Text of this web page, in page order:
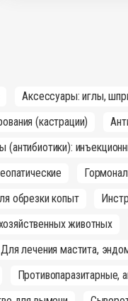
Аксессуары: иглы,
(кастрации)
(антибиотики):
обрезки копыт
животных
Для лечения мастита,
Противопаразитарные,